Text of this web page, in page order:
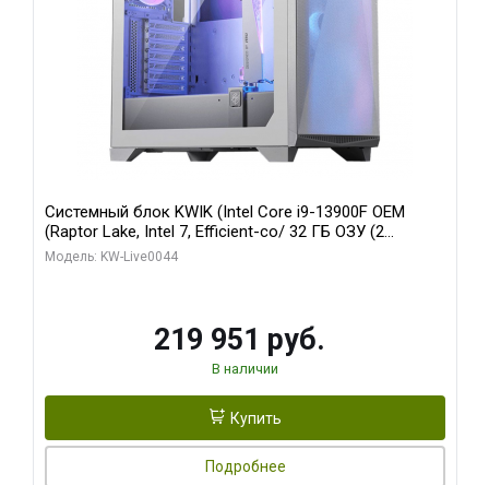
Системный блок KWIK (Intel Core i9-13900F OEM
(Raptor Lake, Intel 7, Efficient-co/ 32 ГБ ОЗУ (2
модуля)/ Gigabyte RTX5070Ti AERO OC 16GB GDDR7
Модель: KW-Live0044
219 951 руб.
В наличии
Купить
Подробнее